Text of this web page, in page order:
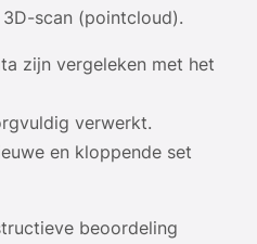
scan (pointcloud).
zijn vergeleken met het
verwerkt.
en kloppende set
beoordeling